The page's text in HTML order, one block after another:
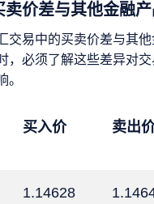
卖价差与其他金融
交易中的买卖价差与其
，必须了解这些差异对
。
买入价 卖出
1.14628